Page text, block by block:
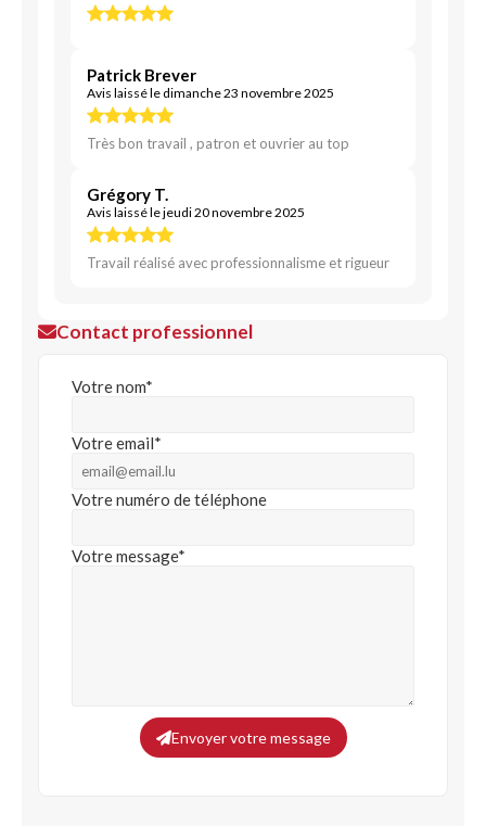
Patrick Brever
Avis laissé le dimanche 23 novembre 2025
Très bon travail , patron et ouvrier au top
Grégory T.
Avis laissé le jeudi 20 novembre 2025
Travail réalisé avec professionnalisme et rigueur
Contact professionnel
Votre nom*
Votre email*
Votre numéro de téléphone
Votre message*
Envoyer votre message